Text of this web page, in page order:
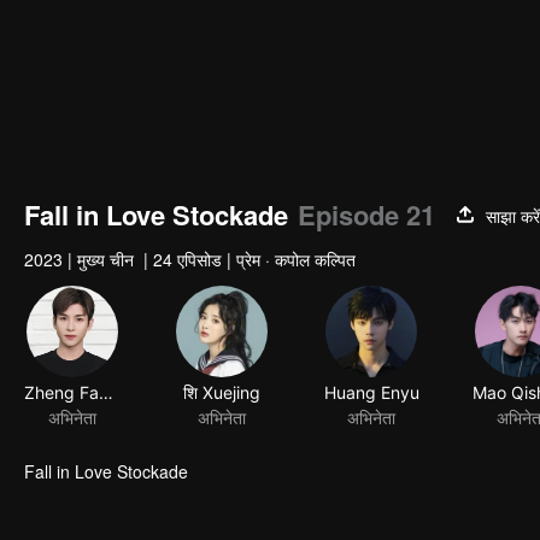
Fall in Love Stockade Episode 21
साझा
2023 | मुख्य चीन | 24 एपिसोड | प्रेम · कपोल कल्पित
Fall in Love Stockade